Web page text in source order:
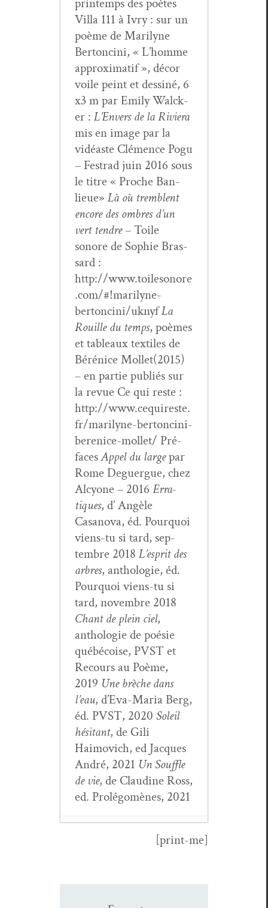
print­emps des poètes
Vil­la 111 à Ivry : sur un
poème de Mar­i­lyne
Bertonci­ni, « L’homme
approx­i­matif », décor
voile peint et dess­iné, 6
x3 m par Emi­ly Wal­ck­
er : L’Envers de la Riv­iera
mis en image par la
vidéaste Clé­mence Pogu
– Festrad juin 2016 sous
le titre « Proche Ban­
lieue» Là où trem­blent
encore des ombres d’un
vert ten­dre– Toile
sonore de Sophie Bras­
sard :
http://www.toilesonore
.com/#!marilyne-
bertoncini/uknyfLa
Rouille du temps, poèmes
et tableaux tex­tiles de
Bérénice Mollet(2015)
– en par­tie pub­liés sur
la revue Ce qui reste :
http://www.cequireste.
fr/marilyne-bertoncini-
berenice-mollet/ Pré­
facesAppel du largepar
Rome Deguer­gue, chez
Alcy­one – 2016 Erra­
tiques, d’ Angèle
Casano­va, éd. Pourquoi
viens-tu si tard, sep­
tem­bre 2018 L’esprit des
arbres, antholo­gie, éd.
Pourquoi viens-tu si
tard, novem­bre 2018
Chant de plein ciel,
antholo­gie de poésie
québé­coise, PVST et
Recours au Poème,
2019 Une brèche dans
l’eau, d’E­va-Maria Berg,
éd. PVST, 2020 Soleil
hési­tant, de Gili
Haimovich, ed Jacques
André, 2021 Un Souf­fle
de vie, de Clau­dine Ross,
ed. Pro­lé­gomènes, 2021
Daniele Beghè,
[print-me]